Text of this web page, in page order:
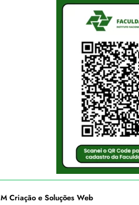
Criação e Soluções Web